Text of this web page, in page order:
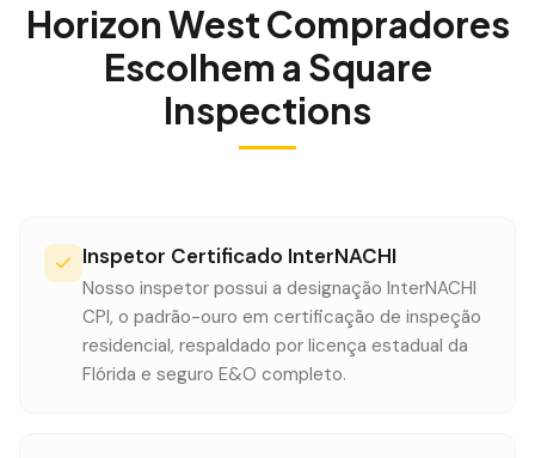
Horizon WestCompradores
Escolhem a Square
Inspections
Inspetor Certificado InterNACHI
Nosso inspetor possui a designação InterNACHI
CPI, o padrão-ouro em certificação de inspeção
residencial, respaldado por licença estadual da
Flórida e seguro E&O completo.